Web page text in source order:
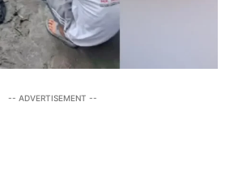
-- ADVERTISEMENT --